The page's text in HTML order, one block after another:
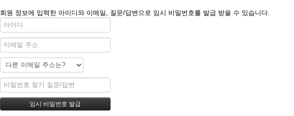
회원 정보에 입력한 아이디와 이메일, 질문/답변으로 임시 비밀번호를 발급 받을 수 있습니다.